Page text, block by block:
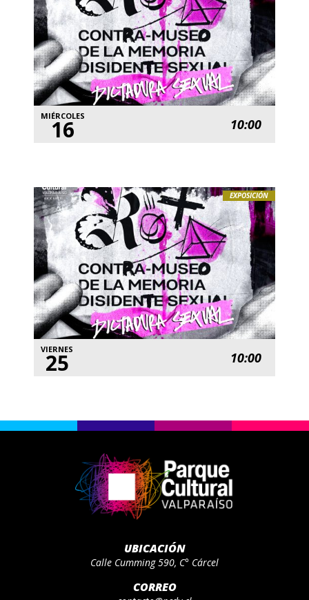
MIÉRCOLES
16 10:00
EXPOSICIÓN
VIERNES
25 10:00
UBICACIÓN
Calle Cumming 590, C° Cárcel
CORREO